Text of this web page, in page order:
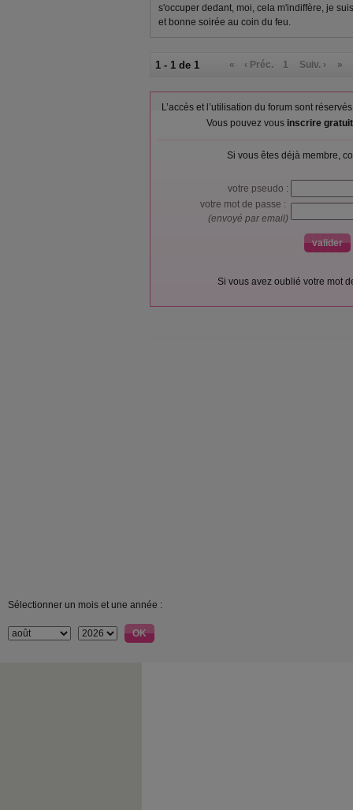
s'occuper dedant, moi, cela m'indiffère, je
et bonne soirée au coin du feu.
1 - 1 de 1 « ‹ Préc. 1 Suiv. › »
L’accès et l’utilisation du forum sont
Vous pouvez vous inscrire
Si vous êtes déjà membre,
votre pseudo :
votre mot de passe :
(envoyé par email)
Si vous avez oublié votre mot
Sélectionner un mois et une année :